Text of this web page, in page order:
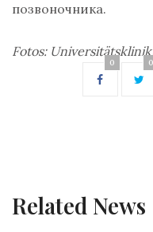
позвоночника.
Fotos:
0 0
Related News